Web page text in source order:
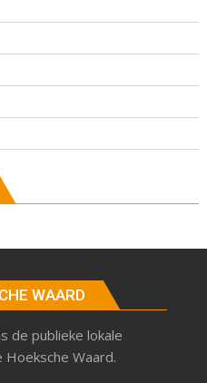
WAARD
de publieke lokale
Waard.